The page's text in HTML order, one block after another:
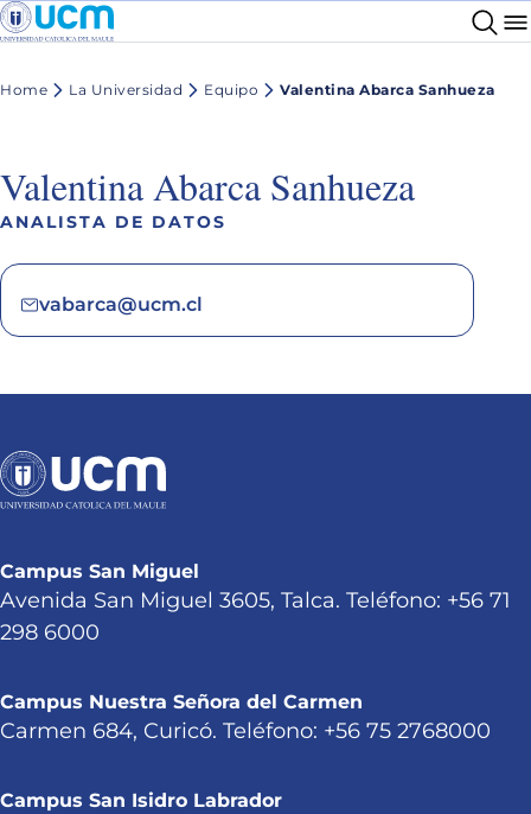
Home La Universidad Equipo Valentina Abarca Sanhueza
Valentina Abarca Sanhueza
ANALISTA DE DATOS
vabarca@ucm.cl
Campus San Miguel
Avenida San Miguel 3605, Talca. Teléfono: +56 71
298 6000
Campus Nuestra Señora del Carmen
Carmen 684, Curicó. Teléfono: +56 75 2768000
Campus San Isidro Labrador